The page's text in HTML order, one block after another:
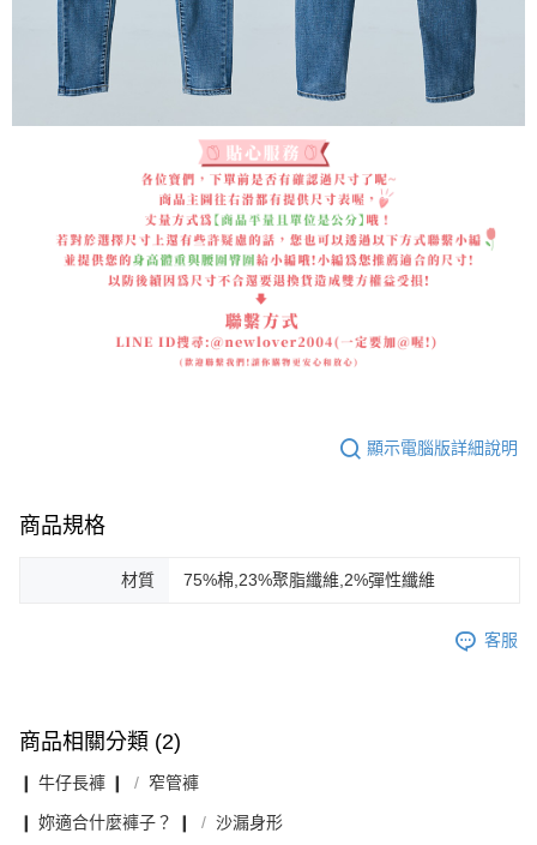
顯示電腦版詳細說明
商品規格
材質 75%棉,23%聚脂纖維,2%彈性纖維
客服
商品相關分類 (2)
❙ 牛仔長褲 ❙ 窄管褲
❙ 妳適合什麼褲子？ ❙ 沙漏身形